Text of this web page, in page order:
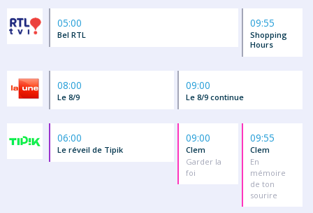
05:00
Bel RTL
09:55
Shopping
Hours
08:00
Le 8/9
09:00
Le 8/9 continue
06:00
Le réveil de Tipik
09:00
Clem
Garder la
foi
09:55
Clem
En
mémoire
de ton
sourire